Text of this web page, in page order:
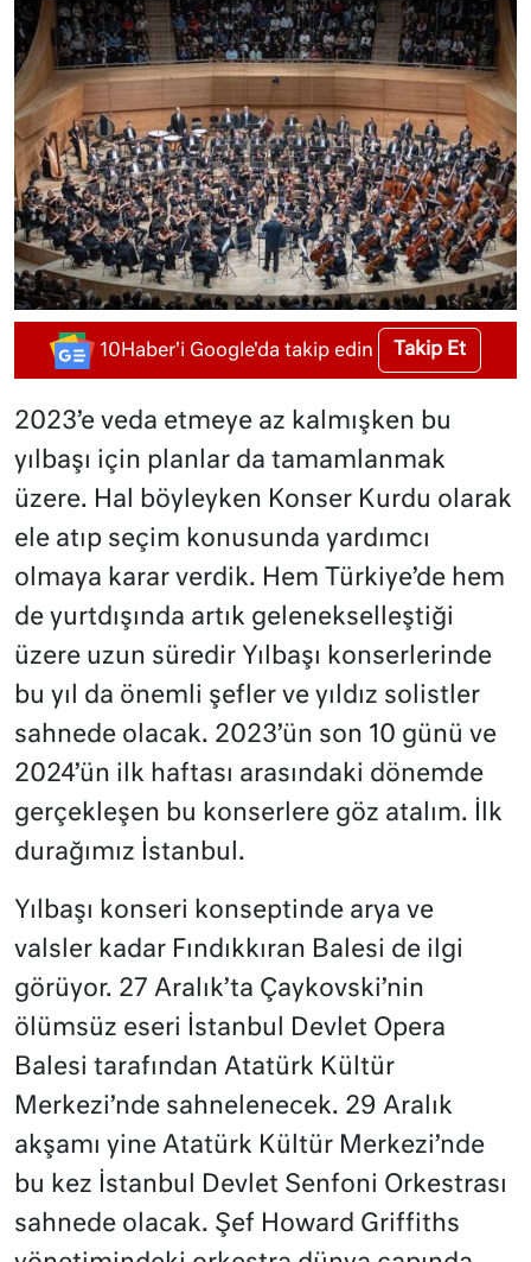
10Haber'i Google'da takip edin Takip Et
2023’e veda etmeye az kalmışken bu
yılbaşı için planlar da tamamlanmak
üzere. Hal böyleyken Konser Kurdu olarak
ele atıp seçim konusunda yardımcı
olmaya karar verdik. Hem Türkiye’de hem
de yurtdışında artık gelenekselleştiği
üzere uzun süredir Yılbaşı konserlerinde
bu yıl da önemli şefler ve yıldız solistler
sahnede olacak. 2023’ün son 10 günü ve
2024’ün ilk haftası arasındaki dönemde
gerçekleşen bu konserlere göz atalım. İlk
durağımız İstanbul.
Yılbaşı konseri konseptinde arya ve
valsler kadar Fındıkkıran Balesi de ilgi
görüyor. 27 Aralık’ta Çaykovski’nin
ölümsüz eseri İstanbul Devlet Opera
Balesi tarafından Atatürk Kültür
Merkezi’nde sahnelenecek. 29 Aralık
akşamı yine Atatürk Kültür Merkezi’nde
bu kez İstanbul Devlet Senfoni Orkestrası
sahnede olacak. Şef Howard Griffiths